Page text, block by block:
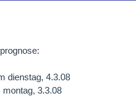
dienstag, 4.3.08
3.3.08